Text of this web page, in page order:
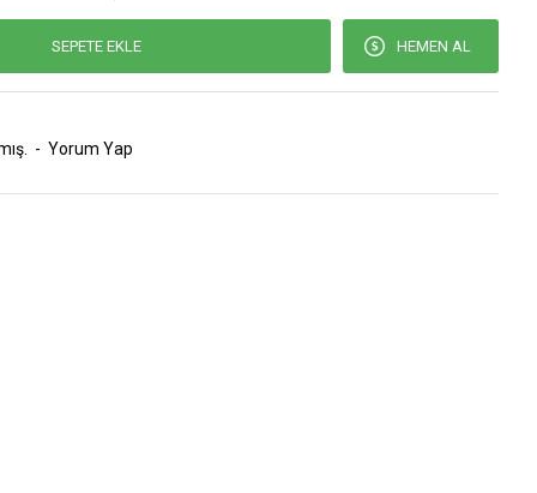
- Yorum Yap
SEPETE EKLE HEMEN AL